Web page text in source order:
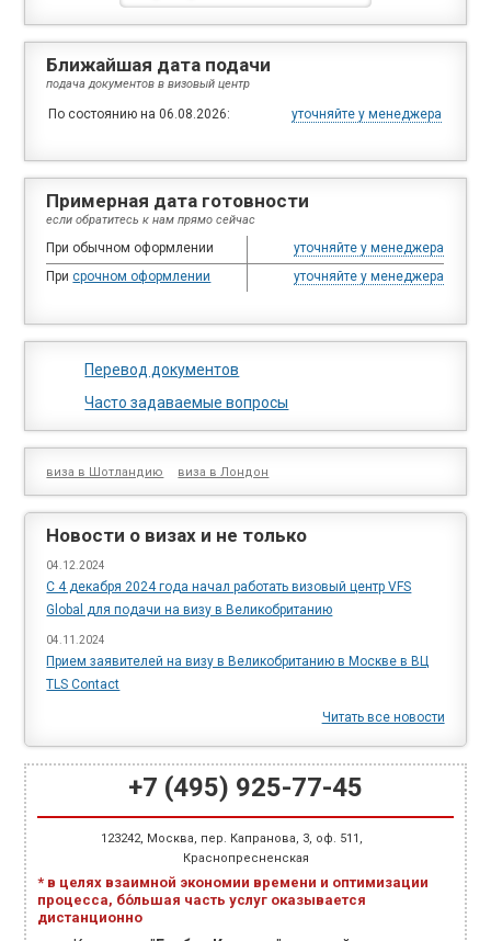
Ближайшая дата подачи
подача документов в визовый центр
По состоянию на 06.08.2026: уточняйте у менеджера
Примерная дата готовности
если обратитесь к нам прямо сейчас
При обычном оформлении
уточняйте у менеджера
Присрочном оформлении уточняйте у менеджера
Перевод документов
Часто задаваемые вопросы
виза в Шотландию виза в Лондон
Новости о визах и не только
04.12.2024
С 4 декабря 2024 года начал работать визовый центр VFS
Global для подачи на визу в Великобританию
04.11.2024
Прием заявителей на визу в Великобританию в Москве в ВЦ
TLS Cоntact
Читать все новости
+7 (495) 925-77-45
123242, Москва, пер. Капранова, 3, оф. 511,
Краснопресненская
* в целях взаимной экономии времени и оптимизации
процесса, бо́льшая часть услуг оказывается
дистанционно